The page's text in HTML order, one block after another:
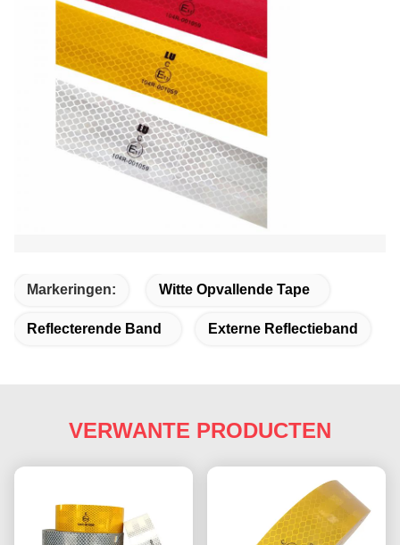
Markeringen: Witte Opvallende Tape
Reflecterende Band Externe Reflectieband
VERWANTE PRODUCTEN